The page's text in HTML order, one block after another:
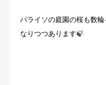
パライソの庭園の桜も数
なりつつあります🍃